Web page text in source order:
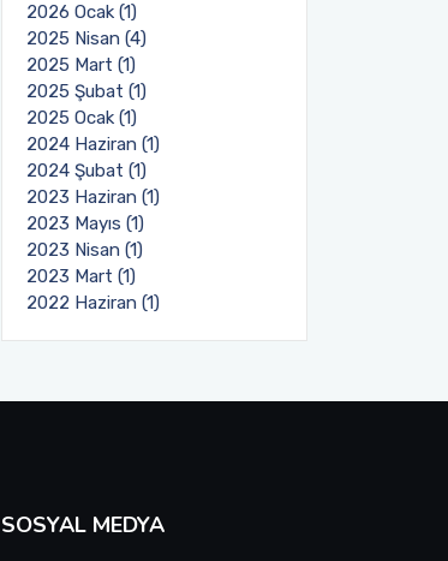
2026 Ocak (1)
2025 Nisan (4)
2025 Mart (1)
2025 Şubat (1)
2025 Ocak (1)
2024 Haziran (1)
2024 Şubat (1)
2023 Haziran (1)
2023 Mayıs (1)
2023 Nisan (1)
2023 Mart (1)
2022 Haziran (1)
SOSYAL MEDYA